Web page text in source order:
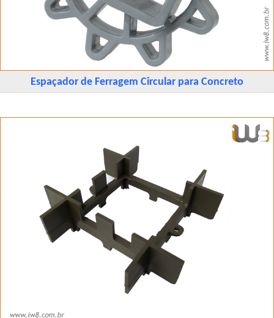
Espaçador de Ferragem Circular para Concreto